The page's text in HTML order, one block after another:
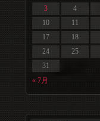
« 7月
3
4
10
11
17
18
24
25
31